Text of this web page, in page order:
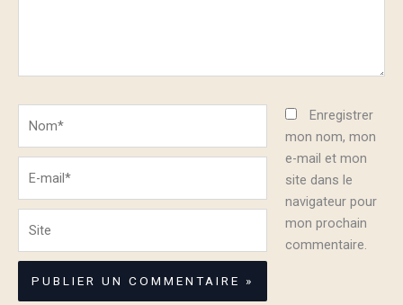
mail*
Enregistrer
mon nom, mon
e-mail et mon
site dans le
navigateur pour
mon prochain
commentaire.